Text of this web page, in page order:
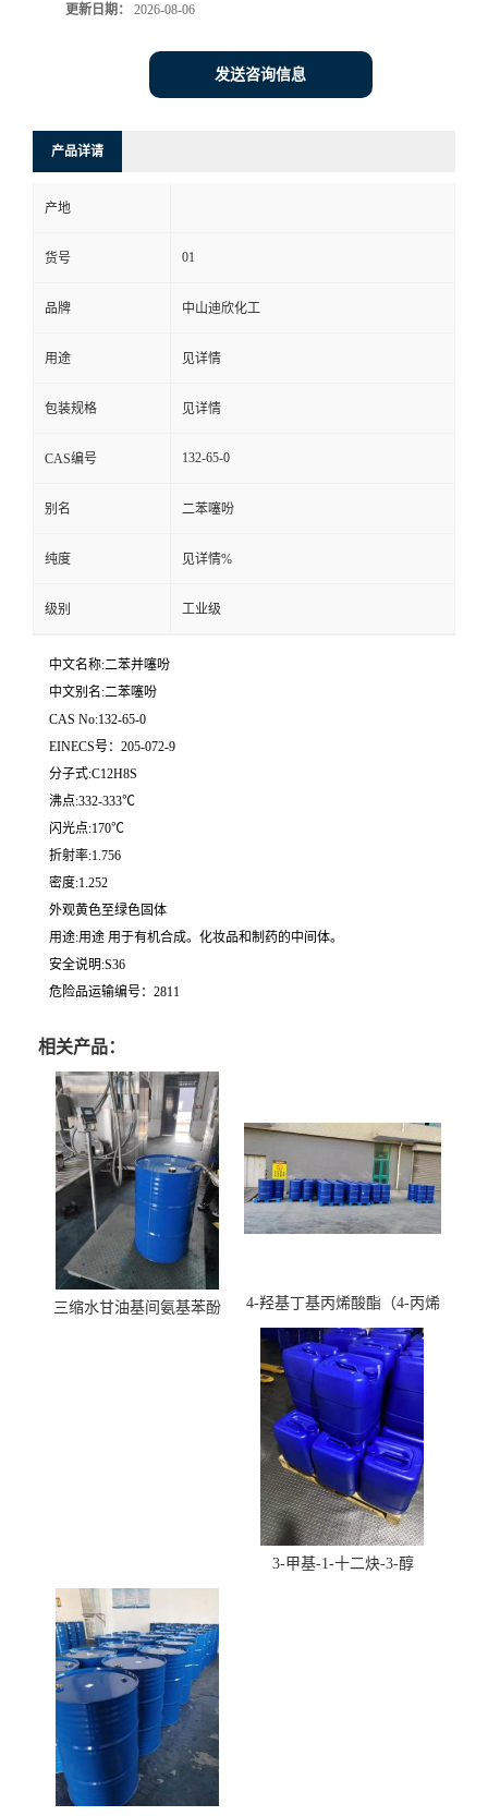
方
更新日期： 2026-08-06
发送咨询信息
产品详请
产地
货号 01
品牌 中山迪欣化工
用途 见详情
包装规格 见详情
CAS编号 132-65-0
别名 二苯噻吩
纯度 见详情%
级别 工业级
中文名称:二苯并噻吩
中文别名:二苯噻吩
CAS No:132-65-0
EINECS号：205-072-9
分子式:C12H8S
沸点:332-333℃
闪光点:170℃
折射率:1.756
密度:1.252
外观黄色至绿色固体
用途:用途 用于有机合成。化妆品和制药的中间体。
安全说明:S36
危险品运输编号：2811
相关产品：
三缩水甘油基间氨基苯酚
4-羟基丁基丙烯酸酯（4-丙烯
酸羟丁酯）
3-甲基-1-十二炔-3-醇